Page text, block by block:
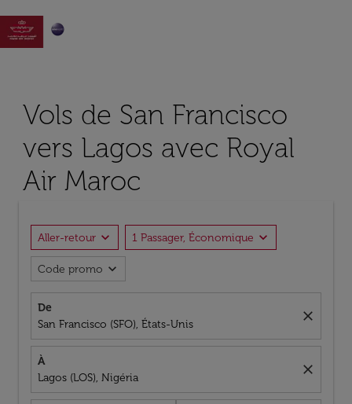

Vols de San Francisco
vers Lagos avec Royal
Air Maroc
Aller-retour expand_more 1 Passager, Économique expand_more
Code promo expand_more
De
San Francisco (SFO), États-Unis
close
À
Lagos (LOS), Nigéria
close